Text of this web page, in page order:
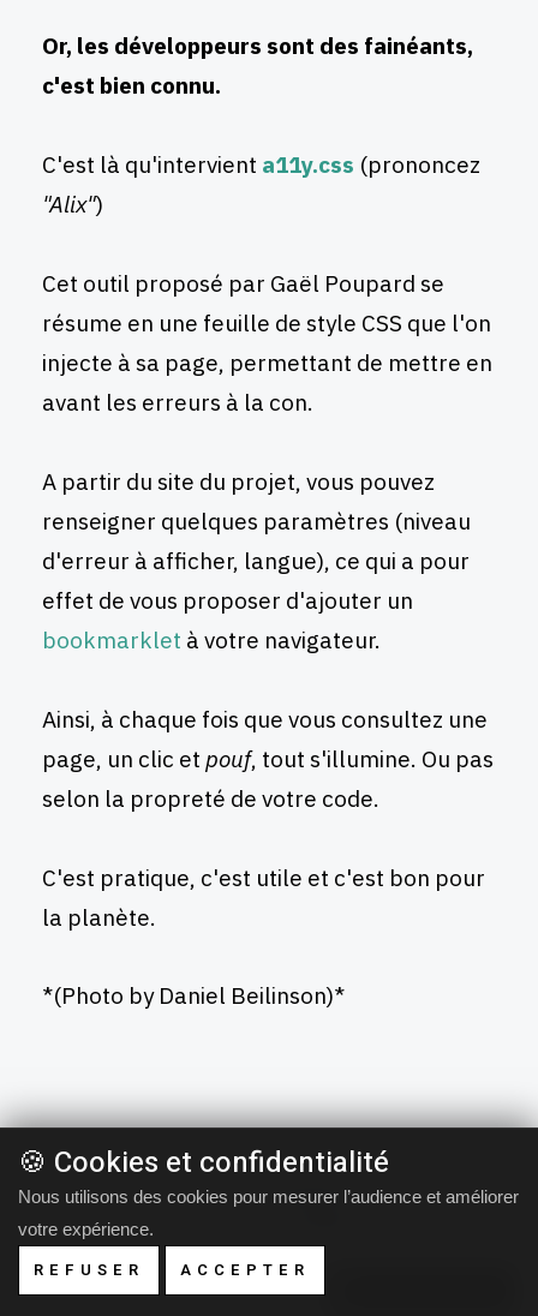
Or, les développeurs sont des fainéants,
c'est bien connu.
C'est là qu'intervient a11y.css (prononcez
"Alix")
Cet outil proposé par Gaël Poupard se
résume en une feuille de style CSS que l'on
injecte à sa page, permettant de mettre en
avant les erreurs à la con.
A partir du site du projet, vous pouvez
renseigner quelques paramètres (niveau
d'erreur à afficher, langue), ce qui a pour
effet de vous proposer d'ajouter un
bookmarklet à votre navigateur.
Ainsi, à chaque fois que vous consultez une
page, un clic et pouf, tout s'illumine. Ou pas
selon la propreté de votre code.
C'est pratique, c'est utile et c'est bon pour
la planète.
*(Photo by Daniel Beilinson)*
Creative Commons BY-NC-SA 4.0
Design byStyleShout
🍪 Cookies et confidentialité
Nous utilisons des cookies pour mesurer l’audience et améliorer
votre expérience.
REFUSER ACCEPTER